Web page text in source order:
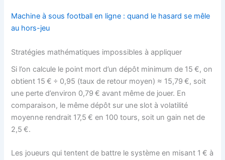
Machine à sous football en ligne : quand le hasard se mêle
au hors-jeu
Stratégies mathématiques impossibles à appliquer
Si l’on calcule le point mort d’un dépôt minimum de 15 €, on
obtient 15 € ÷ 0,95 (taux de retour moyen) ≈ 15,79 €, soit
une perte d’environ 0,79 € avant même de jouer. En
comparaison, le même dépôt sur une slot à volatilité
moyenne rendrait 17,5 € en 100 tours, soit un gain net de
2,5 €.
Les joueurs qui tentent de battre le système en misant 1 € à